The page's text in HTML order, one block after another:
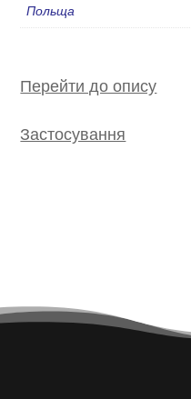
Польща
Перейти до опису
Застосування